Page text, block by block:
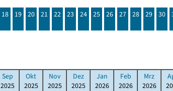
18 19 20 21 22 23 24 25 26 27 28 29 30
Sep
2025
Okt
2025
Nov
2025
Dez
2025
Jan
2026
Feb
2026
Mrz
2026